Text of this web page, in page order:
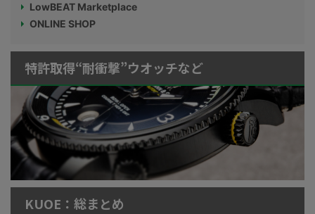
LowBEAT Marketplace
ONLINE SHOP
特許取得“耐衝撃”ウオッチなど
KUOE：総まとめ